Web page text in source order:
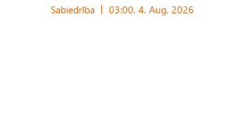
Sabiedrība 03:00, 4. Aug, 2026